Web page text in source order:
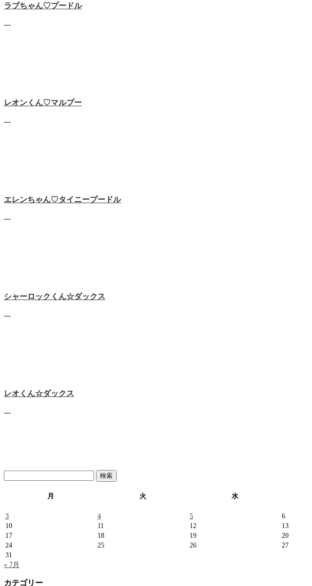
ラブちゃん♡プードル
レオンくん♡マルプー
エレンちゃん♡タイニープードル
シャーロックくん☆ダックス
レオくん☆ダックス
索:
月
火 水
3
4 5 6
10
11 12 13
17
18 19 20
24
25 26 27
31
« 7月
カテゴリー